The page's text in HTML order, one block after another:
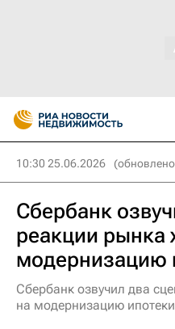
10:30 25.06.2026
Сбербанк
реакции рынка
модернизацию
Сбербанк озвучил два
на модернизацию ипотеки